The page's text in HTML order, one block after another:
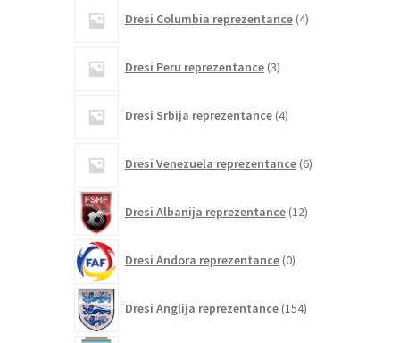
Dresi Columbia reprezentance 4izdelki
Dresi Peru reprezentance 3izdelki
Dresi Srbija reprezentance 4izdelki
Dresi Venezuela reprezentance 6izdelkov
Dresi Albanija reprezentance 12izdelkov
Dresi Andora reprezentance 0izdelkov
Dresi Anglija reprezentance 154izdelkov